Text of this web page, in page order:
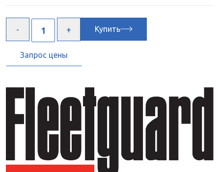
Купить
Запрос цены